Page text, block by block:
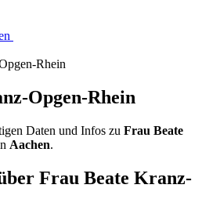
Rhein
Opgen-Rhein
Daten und Infos zu Frau Beate
Aachen.
Frau Beate Kranz-